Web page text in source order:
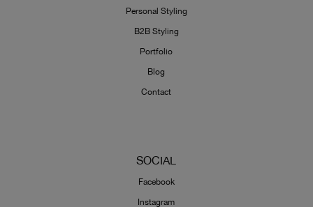
Personal Styling
B2B Styling
Portfolio
Blog
Contact
SOCIAL
Facebook
Instagram